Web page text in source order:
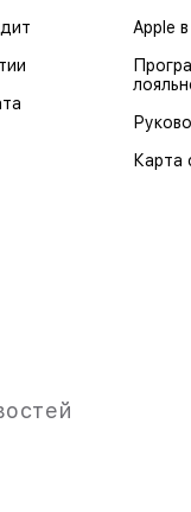
Apple
Карта